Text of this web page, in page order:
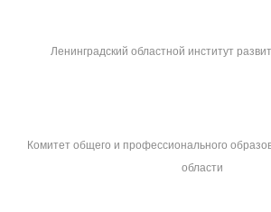
Ленинградский областной институт
Комитет общего и профессионального
области